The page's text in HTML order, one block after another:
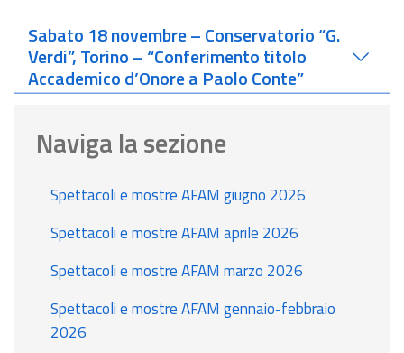
Sabato 18 novembre – Conservatorio “G.
Verdi”, Torino – “Conferimento titolo
Accademico d’Onore a Paolo Conte”
Naviga la sezione
Spettacoli e mostre AFAM giugno 2026
Spettacoli e mostre AFAM aprile 2026
Spettacoli e mostre AFAM marzo 2026
Spettacoli e mostre AFAM gennaio-febbraio
2026